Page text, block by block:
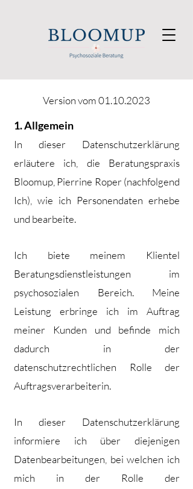
Version vom01.10.2023
1. Allgemein
In dieser Datenschutzerklärung
erläutere ich, die Beratungspraxis
Bloomup, Pierrine Roper (nachfolgend
Ich), wie ich Personendaten erhebe
und bearbeite.
Ich biete meinem Klientel
Beratungsdienstleistungen im
psychosozialen Bereich. Meine
Leistung erbringe ich im Auftrag
meiner Kunden und befinde mich
dadurch in der
datenschutzrechtlichen Rolle der
Auftragsverarbeiterin.
In dieser Datenschutzerklärung
informiere ich über diejenigen
Datenbearbeitungen, bei welchen ich
mich in der Rolle der